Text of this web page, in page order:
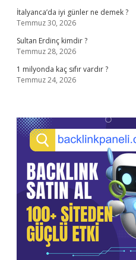
İtalyanca’da iyi günler ne demek ?
Temmuz 30, 2026
Sultan Erdinç kimdir ?
Temmuz 28, 2026
1 milyonda kaç sıfır vardır ?
Temmuz 24, 2026